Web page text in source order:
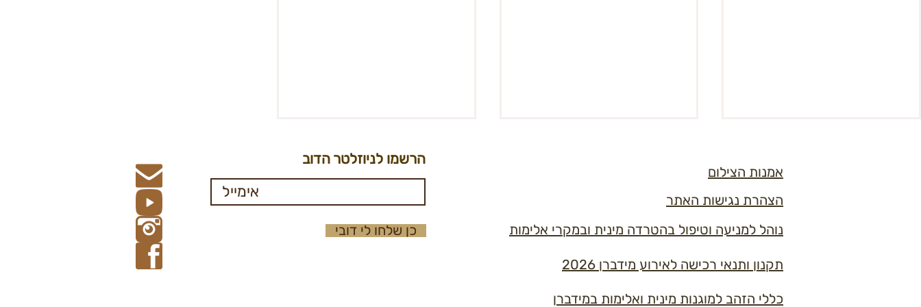
קול קורא: ראש/ת תחום תוכן
הרשמו לניוזלטר הדוב
כן שלחו לי דובי
אמנות הצילום
הצהרת נגישות האתר
נוהל למניעה וטיפול בהטרדה מינית ובמקרי אלימות
תקנון ותנאי רכישה לאירוע מידברן 2026
כללי הזהב למוגנות מינית ואלימות במידברן